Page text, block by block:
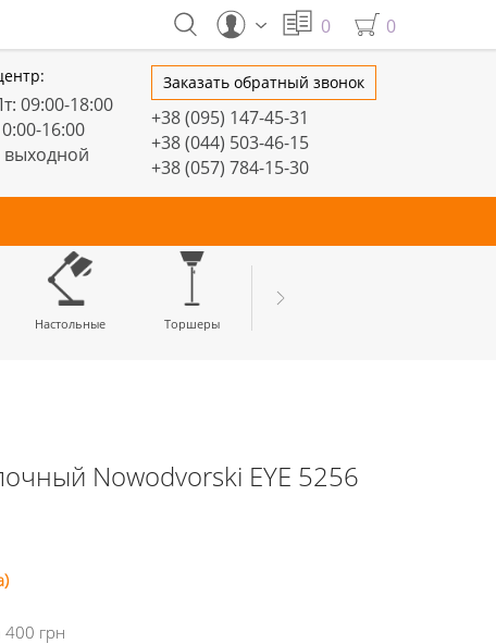
0 0
Заказать обратный звонок
+38 (095) 147-45-31
+38 (044) 503-46-15
+38 (057) 784-15-30
09:00-18:00
16:00
выходной
Настольные Торшеры
Nowodvorski EYE 5256
400 грн